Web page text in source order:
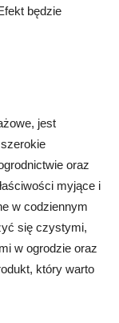
będzie
jest
oraz
myjące i
w codziennym
się czystymi,
w ogrodzie oraz
który warto